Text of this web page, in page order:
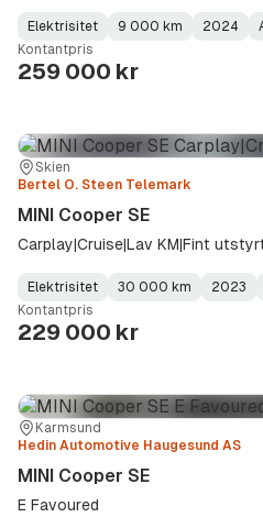
Fuel
Type:
Elektrisitet
Kilometerstand:
9 000 km
Model
Year:
2024
Gearbox
Type:
Kontantpris
259 000 kr
Sted:
Skien
Forhandler:
Bertel O. Steen Telemark
MINI Cooper SE
Carplay|Cruise|Lav KM|Fint
Fuel
Type:
Elektrisitet
Kilometerstand:
30 000 km
Model
Year:
2023
Gearbox
Type:
Kontantpris
229 000 kr
Sted:Karmsund
Forhandler:
Hedin Automotive Haugesund AS
MINI Cooper SE
E Favoured